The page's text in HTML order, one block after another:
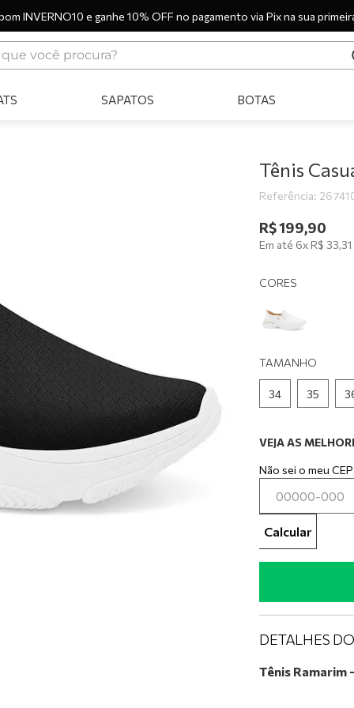
INVERNO10 e ganhe 10% OFF no pagamento via Pix na sua
você procura?
SAPATOS BOTAS
Tênis
Referência:
R$199,90
Em até 6xR$ 33,31
CORES
TAMANHO
34 35
VEJA AS
Não sei o meu CEP
Calcular
DETALHES
Tênis Ramarim
mocassim
º tênis preto